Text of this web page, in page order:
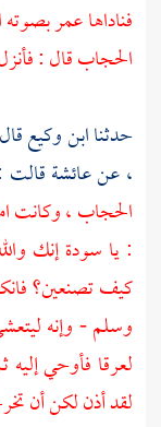
فناداهاعمربصوته
الحجاب قال :
حدثناابن وكيع
، عنعائشة
الحجاب ، وكانت
: يا سودةإنك
كيف تصنعين؟
وسلم - وإنه
لعرقا فأوحي
لقد أذن لكن أن